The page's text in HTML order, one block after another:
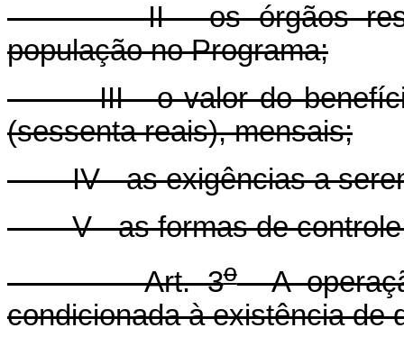
II - os órgãos
população no Programa;
III - o valor do benefício,
(sessenta reais), mensais;
IV - as exigências a serem
V - as formas de controle
Art. 3oA
condicionada à existência de